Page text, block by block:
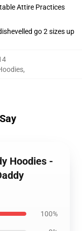
Attire Practices
go 2 sizes up
,
Hoodies -
100%